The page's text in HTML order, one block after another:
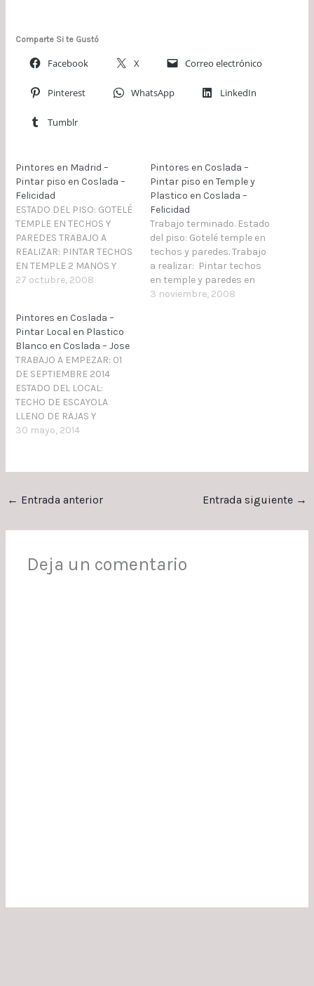
Comparte Si te Gustó
Facebook X Correo electrónico
Pinterest WhatsApp LinkedIn
Tumblr
Pintores en Madrid –
Pintar piso en Coslada –
Felicidad
ESTADO DEL PISO: GOTELÉ
TEMPLE EN TECHOS Y
PAREDES TRABAJO A
REALIZAR: PINTAR TECHOS
EN TEMPLE 2 MANOS Y
PAREDES EN PLASTICO A
SOLICITENOS
PRESUPUESTO PARA
PINTAR PISO EN COSLADA
27 octubre, 2008
Pintores en Coslada –
Pintar piso en Temple y
Plastico en Coslada –
Felicidad
Trabajo terminado. Estado
del piso: Gotelé temple en
techos y paredes. Trabajo
a realizar: Pintar techos
en temple y paredes en
plástico a color lavable 2
3 noviembre, 2008
Pintores en Coslada –
Pintar Local en Plastico
Blanco en Coslada – Jose
TRABAJO A EMPEZAR: 01
DE SEPTIEMBRE 2014
ESTADO DEL LOCAL:
TECHO DE ESCAYOLA
LLENO DE RAJAS Y
PLASTIFICADO BLANCO
PLÁSTICO PROCOLOR
REALIZAR. TAPADO DE
CRISTALERA Y PAREDES DE
CON FIBRA DE VIDRIO
TECHOS PINTAR 2 MANOS…
30 mayo, 2014
← Entrada anterior Entrada siguiente →
Deja un comentario